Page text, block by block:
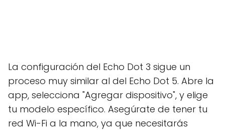
La configuración del Echo Dot 3 sigue un
proceso muy similar al del Echo Dot 5. Abre la
app, selecciona "Agregar dispositivo", y elige
tu modelo específico. Asegúrate de tener tu
red Wi-Fi a la mano, ya que necesitarás